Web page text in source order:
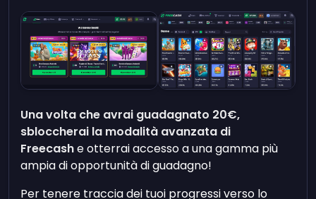
Una volta che avrai guadagnato 20€,
sbloccherai la modalità avanzata di
Freecashe otterrai accesso a una gamma più
ampia di opportunità di guadagno!
Per tenere traccia dei tuoi progressi verso lo